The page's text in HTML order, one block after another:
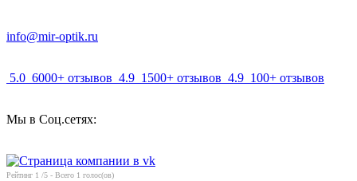
info@mir-optik.ru
5.0 6000+ отзывов 4.9 1500+ отзывов 4.9 100+ отзывов
Мы в Соц.сетях:
Рейтинг 1 /5 - Всего 1 голос(ов)